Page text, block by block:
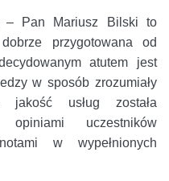
– Pan Mariusz Bilski to
przygotowana od
atutem jest
w sposób zrozumiały
jakość usług została
opiniami uczestników
w wypełnionych